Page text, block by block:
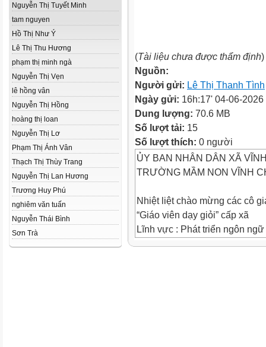
Nguyễn Thị Tuyết Minh
tam nguyen
Hồ Thị Như Ý
Lê Thị Thu Hương
phạm thị minh ngà
Nguyễn Thị Vẹn
lê hồng vân
Nguyễn Thị Hồng
hoàng thị loan
Nguyễn Thị Lơ
Phạm Thị Ánh Vân
Thạch Thị Thùy Trang
Nguyễn Thị Lan Hương
Trương Huy Phú
nghiêm văn tuấn
Nguyễn Thái Bình
Sơn Trà
(Tài liệu chưa được thẩm định)
Nguồn:
Người gửi: Lê Thị Thanh Tình
Ngày gửi: 16h:17' 04-06-2026
Dung lượng: 70.6 MB
Số lượt tải: 15
Số lượt thích: 0 người
ỦY BAN NHÂN DÂN XÃ
TRƯỜNG MẦM NON VĨNH
Nhiệt liệt chào mừng các cô
“Giáo viên dạy giỏi” cấp xã
Lĩnh vực : Phát triển ngôn ngữ